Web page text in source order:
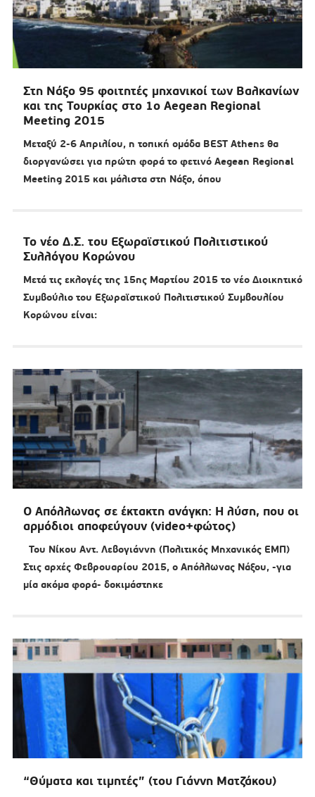
Στη Νάξο 95 φοιτητές μηχανικοί των Βαλκανίων
και της Τουρκίας στο 1ο Aegean Regional
Meeting 2015
Μεταξύ 2-6 Απριλίου, η τοπική ομάδα BEST Athens θα
διοργανώσει για πρώτη φορά το φετινό Aegean Regional
Meeting 2015 και μάλιστα στη Νάξο, όπου
Το νέο Δ.Σ. του Εξωραϊστικού Πολιτιστικού
Συλλόγου Κορώνου
Μετά τις εκλογές της 15ης Μαρτίου 2015 το νέο Διοικητικό
Συμβούλιο του Εξωραϊστικού Πολιτιστικού Συμβουλίου
Κορώνου είναι:
Ο Απόλλωνας σε έκτακτη ανάγκη: Η λύση, που οι
αρμόδιοι αποφεύγουν (video+φώτος)
Του Νίκου Αντ. Λεβογιάννη (Πολιτικός Μηχανικός ΕΜΠ)
Στις αρχές Φεβρουαρίου 2015, ο Απόλλωνας Νάξου, -για
μία ακόμα φορά- δοκιμάστηκε
“Θύματα και τιμητές” (του Γιάννη Ματζάκου)